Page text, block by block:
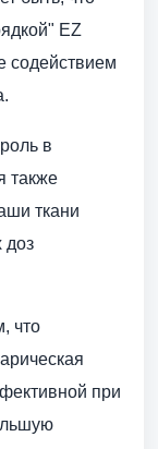
EZ
содействием
в
также
ткани
доз
что
при